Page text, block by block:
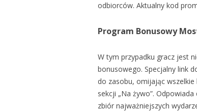
odbiorców. Aktualny kod
Program Bonusowy
W tym przypadku gracz jest
bonusowego. Specjalny link
do zasobu, omijając
sekcji „Na żywo”.
zbiór najważniejszych